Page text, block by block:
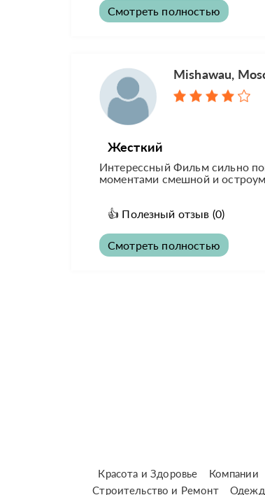
Смотреть полностью
Mishawau,
Жесткий
Интерессный Фильм сильно
моментами смешной и
👍 Полезный отзыв (0)
Смотреть полностью
Красота и Здоровье Компании
Строительство и Ремонт